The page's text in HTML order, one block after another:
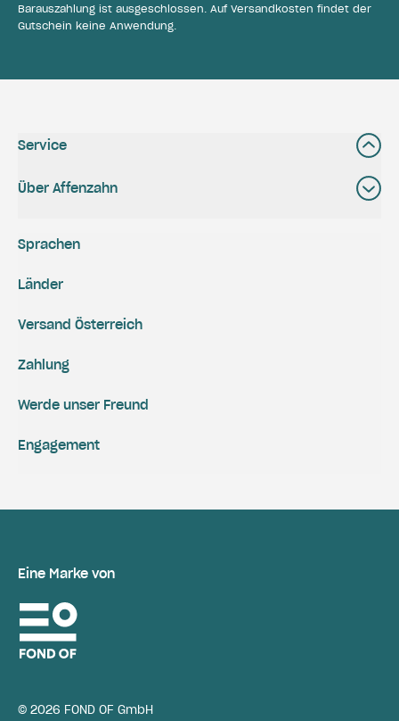
Barauszahlung ist ausgeschlossen. Auf Versandkosten findet der
Gutschein keine Anwendung.
Service
Über Affenzahn
Versand Österreich
Zahlung
Engagement
Werde unser Freund
Sprachen
Länder
Eine Marke von
© 2026 FOND OF GmbH